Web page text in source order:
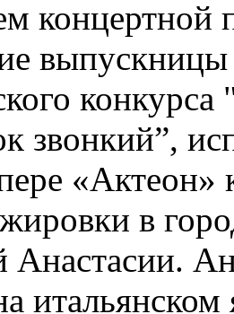
концертной
выпускницы
звонкий”,
в